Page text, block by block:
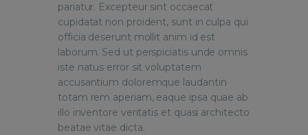
pariatur. Excepteur sint occaecat
cupidatat non proident, sunt in culpa qui
officia deserunt mollit anim id est
laborum. Sed ut perspiciatis unde omnis
iste natus error sit voluptatem
accusantium doloremque laudantin
totam rem aperiam, eaque ipsa quae ab
illo inventore veritatis et quasi architecto
beatae vitae dicta.